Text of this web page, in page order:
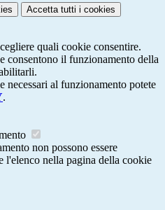
Accetta tutti i cookies
quali cookie consentire.
consentono il funzionamento della
necessari al funzionamento potete
.
non possono essere
l'elenco nella pagina della cookie